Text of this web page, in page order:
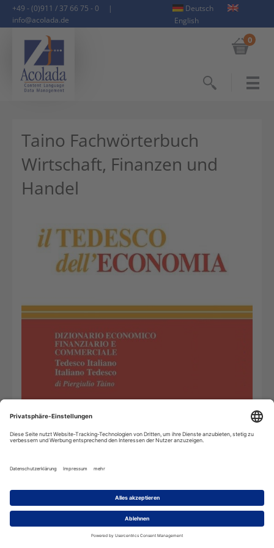
+49 - (0)911 / 37 66 75 - 0
|
info@acolada.de
Deutsch
English
0
Taino Fachwörterbuch
Wirtschaft, Finanzen und
Handel